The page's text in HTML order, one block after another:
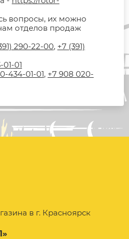
вопросы, их можно
отделов продаж
290-22-00, +7 (391)
01-01
434-01-01, +7 908 020-
в г. Красноярск